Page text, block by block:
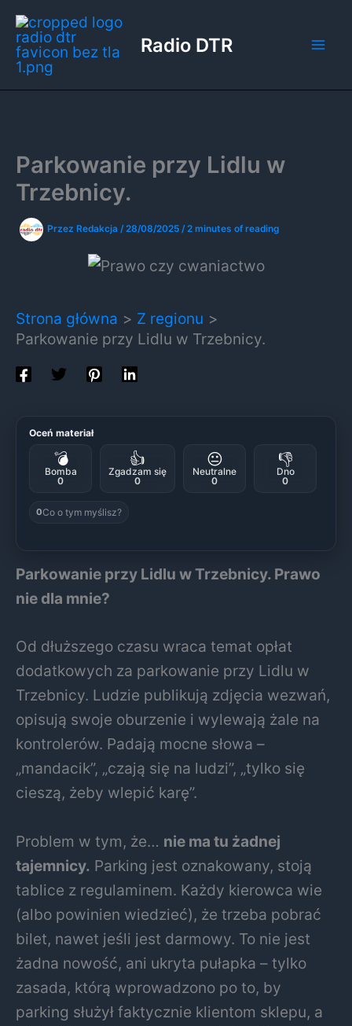
Przejdź
do
treści
Radio DTR
Parkowanie przy Lidlu w
Trzebnicy.
Przez Redakcja /28/08/2025 /2 minutes of reading
Strona główna
Z regionu
Parkowanie przy Lidlu w Trzebnicy.
Oceń materiał
💣
Bomba
0
👍
Zgadzam się
0
😐
Neutralne
0
👎
Dno
0
0Co o tym myślisz?
Parkowanie przy Lidlu w Trzebnicy. Prawo
nie dla mnie?
Od dłuższego czasu wraca temat opłat
dodatkowych za parkowanie przy Lidlu w
Trzebnicy. Ludzie publikują zdjęcia wezwań,
opisują swoje oburzenie i wylewają żale na
kontrolerów. Padają mocne słowa –
„mandacik”, „czają się na ludzi”, „tylko się
cieszą, żeby wlepić karę”.
Problem w tym, że… nie ma tu żadnej
tajemnicy. Parking jest oznakowany, stoją
tablice z regulaminem. Każdy kierowca wie
(albo powinien wiedzieć), że trzeba pobrać
bilet, nawet jeśli jest darmowy. To nie jest
żadna nowość, ani ukryta pułapka – tylko
zasada, którą wprowadzono po to, by
parking służył faktycznie klientom sklepu, a